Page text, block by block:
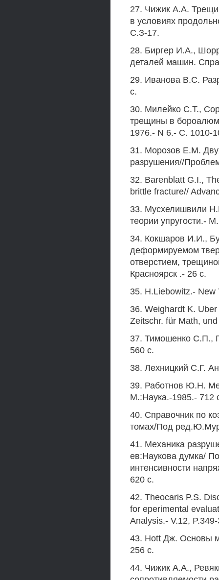
27. Чижик А.А.
в условиях
С.З-17.
28. Биргер И.А.,
деталей машин.
29. Иванова B.C.
с.
30. Милейко С.Т.,
трещины в
1976.- N 6.- С. 1010-
31. Морозов Е.М.
разрушения//
32. Barenblatt G.I.,
brittle fracture//
33. Мусхелишвили
теории упругости.-
34. Кокшаров И.И.,
деформируемом
отверстием,
Красноярск .- 26 с.
35. H.Liebowitz.-
36. Weighardt K.
Zeitschr. für Math,
37. Тимошенко С.П.,
560 с.
38. Лехницкий С.Г.
39. Работнов Ю.Н.
М.:Наука.-1985.- 712
40. Справочник по
томах/Под
41. Механика
ев:Наукова думка/
интенсивности
620 с.
42. Theocaris P.S.
for eperimental
Analysis.- V.12,
43. Hott Дж. Основы
256 с.
44. Чижик A.A.,